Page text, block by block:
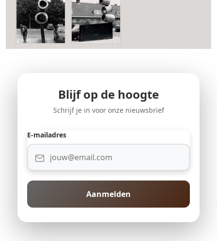
Blijf op de hoogte
Schrijf je in voor onze nieuwsbrief
E-mailadres
Aanmelden